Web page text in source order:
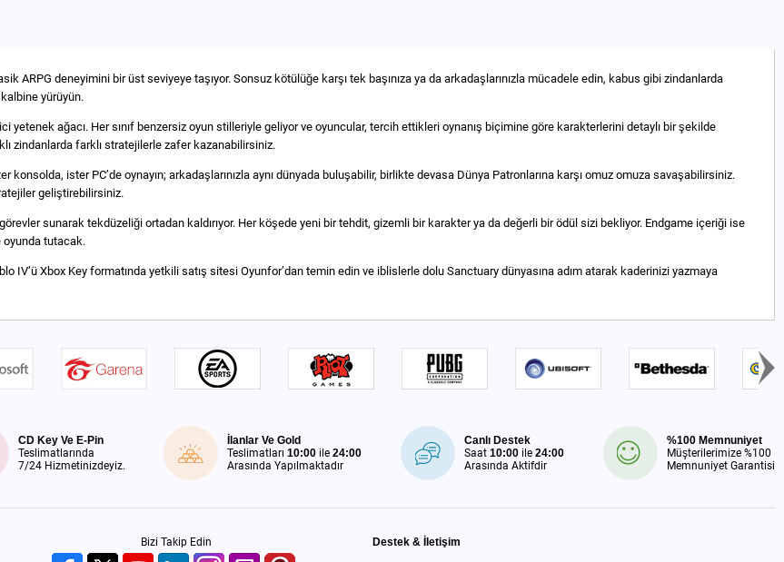
deneyimini bir üst seviyeye taşıyor. Sonsuz kötülüğe karşı tek başınıza ya da arkadaşlarınızla mücadele edin, kabus gibi zindanlarda
yürüyün.
ağacı. Her sınıf benzersiz oyun stilleriyle geliyor ve oyuncular, tercih ettikleri oynanış biçimine göre karakterlerini detaylı bir şekilde
zindanlarda farklı stratejilerle zafer kazanabilirsiniz.
ister PC’de oynayın; arkadaşlarınızla aynı dünyada buluşabilir, birlikte devasa Dünya Patronlarına karşı omuz omuza savaşabilirsiniz.
geliştirebilirsiniz.
sunarak tekdüzeliği ortadan kaldırıyor. Her köşede yeni bir tehdit, gizemli bir karakter ya da değerli bir ödül sizi bekliyor. Endgame içeriği ise
oyunda tutacak.
IV’ü Xbox Key formatında yetkili satış sitesi Oyunfor’dan temin edin ve iblislerle dolu Sanctuary dünyasına adım atarak kaderinizi yazmaya
CD Key Ve E-Pin
Teslimatlarında
7/24 Hizmetinizdeyiz.
İlanlar Ve Gold
Teslimatları10:00 ile24:00
Arasında Yapılmaktadır
Canlı Destek
Saat10:00 ile24:00
Arasında Aktifdir
%100 Memnuniyet
Müşterilerimize %100
Memnuniyet Garantisi
Bizi Takip Edin Destek & İletişim